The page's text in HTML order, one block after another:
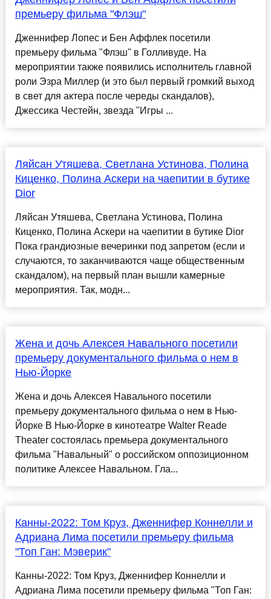
премьеру фильма "Флэш"
Дженнифер Лопес и Бен Аффлек посетили
премьеру фильма "Флэш" в Голливуде. На
мероприятии также появились исполнитель главной
роли Эзра Миллер (и это был первый громкий выход
в свет для актера после череды скандалов),
Джессика Честейн, звезда "Игры ...
Ляйсан Утяшева, Светлана Устинова, Полина
Киценко, Полина Аскери на чаепитии в бутике
Dior
Ляйсан Утяшева, Светлана Устинова, Полина
Киценко, Полина Аскери на чаепитии в бутике Dior
Пока грандиозные вечеринки под запретом (если и
случаются, то заканчиваются чаще общественным
скандалом), на первый план вышли камерные
мероприятия. Так, модн...
Жена и дочь Алексея Навального посетили
премьеру документального фильма о нем в
Нью-Йорке
Жена и дочь Алексея Навального посетили
премьеру документального фильма о нем в Нью-
Йорке В Нью-Йорке в кинотеатре Walter Reade
Theater состоялась премьера документального
фильма "Навальный" о российском оппозиционном
политике Алексее Навальном. Гла...
Канны-2022: Том Круз, Дженнифер Коннелли и
Адриана Лима посетили премьеру фильма
"Топ Ган: Мэверик"
Канны-2022: Том Круз, Дженнифер Коннелли и
Адриана Лима посетили премьеру фильма "Топ Ган: